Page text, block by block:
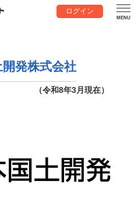
ログイン
開発株式会社
（令和8年3月現在）